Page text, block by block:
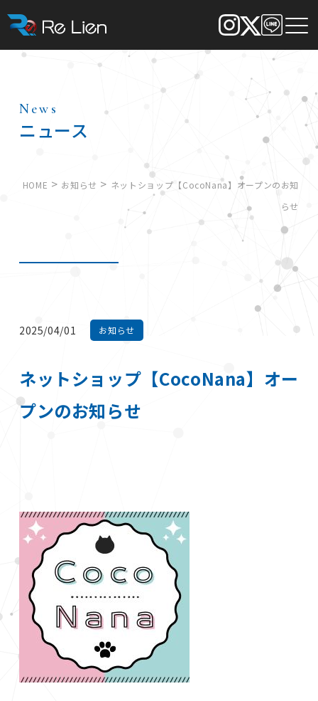
News
ニュース
HOME > お知らせ > ネットショップ【CocoNana】オープンのお知
らせ
2025/04/01 お知らせ
ネットショップ【CocoNana】オー
プンのお知らせ